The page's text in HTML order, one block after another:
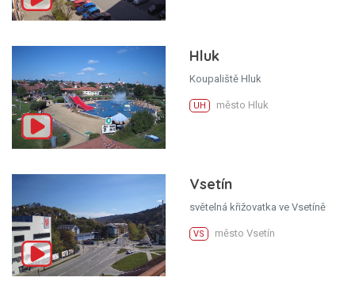
Hluk
Koupaliště Hluk
UH město Hluk
Vsetín
světelná křižovatka ve Vsetíně
VS město Vsetín